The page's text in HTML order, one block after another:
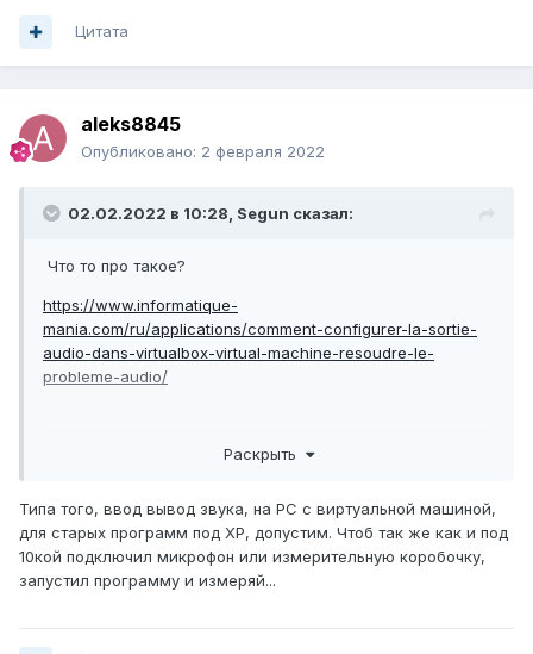
Цитата
aleks8845
Опубликовано: 2 февраля 2022
02.02.2022 в 10:28, Segun сказал:
Что то про такое?
https://www.informatique-
mania.com/ru/applications/comment-configurer-la-sortie-
audio-dans-virtualbox-virtual-machine-resoudre-le-
probleme-audio/
Что такое Lab3, это нечем заменить?
Раскрыть
Типа того, ввод вывод звука, на PC с виртуальной машиной,
для старых программ под ХР, допустим. Чтоб так же как и под
10кой подключил микрофон или измерительную коробочку,
запустил программу и измеряй...